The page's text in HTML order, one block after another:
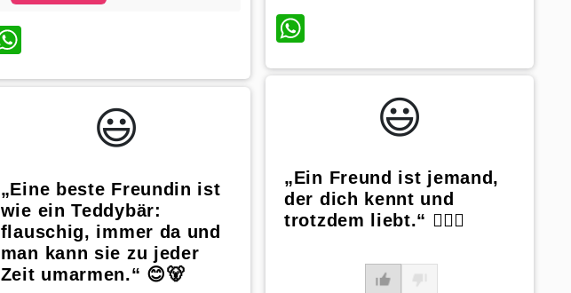
😃️
„Eine beste Freundin ist
wie ein Teddybär:
flauschig, immer da und
man kann sie zu jeder
Zeit umarmen.“ 😊🐻
😃️
„Ein Freund ist jemand,
der dich kennt und
trotzdem liebt.“ 🙋🏼‍♀️